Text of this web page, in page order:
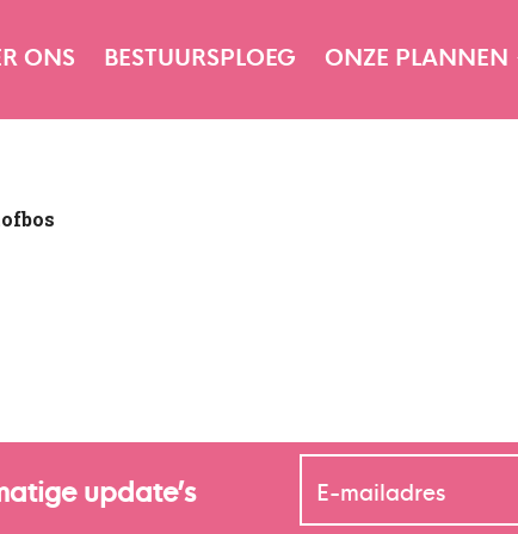
ONS BESTUURSPLOEG ONZE PLANNEN
update’s